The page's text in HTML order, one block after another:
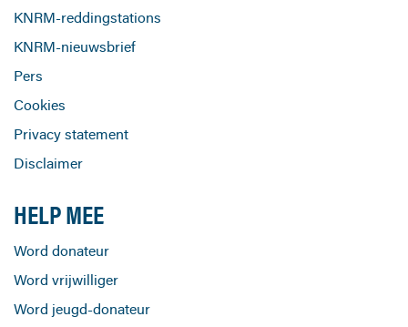
KNRM-reddingstations
KNRM-nieuwsbrief
Pers
Cookies
Privacy statement
Disclaimer
HELP MEE
Word donateur
Word vrijwilliger
Word jeugd-donateur